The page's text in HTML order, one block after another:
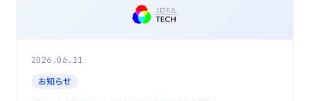
2026.06.11
お知らせ